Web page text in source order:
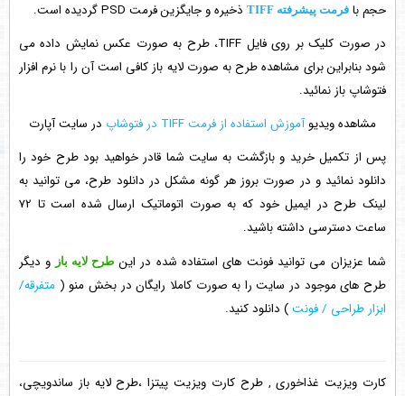
حجم با فرمت پیشرفته TIFF
ذخیره و جایگزین فرمت PSD گردیده است.
در صورت کلیک بر روی فایل TIFF، طرح به صورت عکس نمایش داده می
شود بنابراین برای مشاهده طرح به صورت لایه باز کافی است آن را با نرم افزار
فتوشاپ باز نمائید.
مشاهده ویدیوآموزش استفاده از فرمت TIFF در فتوشاپ
در سایت آپارت
پس از تکمیل خرید و بازگشت به سایت شما قادر خواهید بود طرح خود را
دانلود نمائید و در صورت بروز هر گونه مشکل در دانلود طرح، می توانید به
لینک طرح در ایمیل خود که به صورت اتوماتیک ارسال شده است تا 72
ساعت دسترسی داشته باشید.
شما عزیزان می توانید فونت های استفاده شده در این طرح لایه باز و دیگر
طرح های موجود در سایت را به صورت کاملا رایگان در بخش منو ( متفرقه/
ابزار طراحی / فونت) دانلود کنید.
کارت ویزیت غذاخوری , طرح کارت ویزیت پیتزا ،طرح لایه باز ساندویچی،